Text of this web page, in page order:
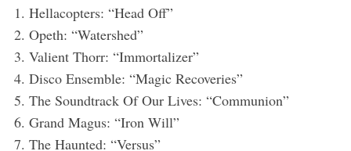
1. Hellacopters: “Head Off”
2. Opeth: “Watershed”
3. Valient Thorr: “Immortalizer”
4. Disco Ensemble: “Magic Recoveries”
5. The Soundtrack Of Our Lives: “Communion”
6. Grand Magus: “Iron Will”
7. The Haunted: “Versus”